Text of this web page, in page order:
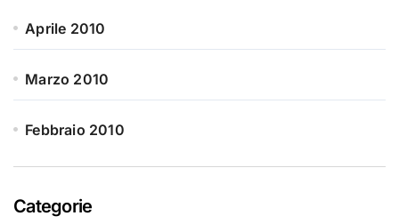
Aprile 2010
Marzo 2010
Febbraio 2010
Categorie